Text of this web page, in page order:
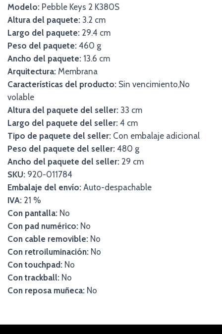
Modelo: Pebble Keys 2 K380S
Altura del paquete: 3.2 cm
Largo del paquete: 29.4 cm
Peso del paquete: 460 g
Ancho del paquete: 13.6 cm
Arquitectura: Membrana
Características del producto: Sin vencimiento,No
volable
Altura del paquete del seller: 33 cm
Largo del paquete del seller: 4 cm
Tipo de paquete del seller: Con embalaje adicional
Peso del paquete del seller: 480 g
Ancho del paquete del seller: 29 cm
SKU: 920-011784
Embalaje del envío: Auto-despachable
IVA: 21 %
Con pantalla: No
Con pad numérico: No
Con cable removible: No
Con retroiluminación: No
Con touchpad: No
Con trackball: No
Con reposa muñeca: No